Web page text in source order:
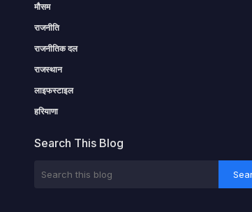
मौसम
राजनीति
राजनीतिक दल
राजस्थान
लाइफस्टाइल
हरियाणा
Search This Blog